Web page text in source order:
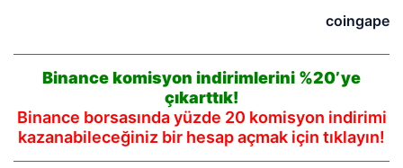
coingape
Binance komisyon indirimlerini %20’ye
çıkarttık!
Binance borsasında yüzde 20 komisyon indirimi
kazanabileceğiniz bir hesap açmak için tıklayın!